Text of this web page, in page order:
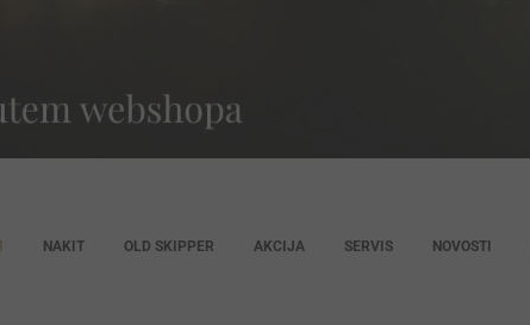
NAKIT OLD SKIPPER AKCIJA SERVIS NOVOSTI